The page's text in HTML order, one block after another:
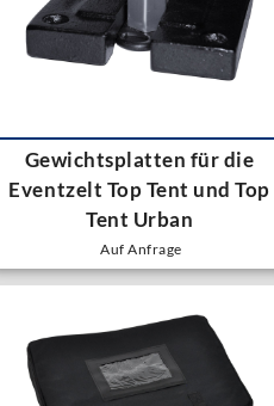
Gewichtsplatten für die
Eventzelt Top Tent und Top
Tent Urban
Auf Anfrage